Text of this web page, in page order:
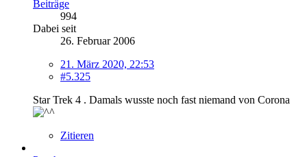
Beiträge
994
Dabei seit
26. Februar 2006
21. März 2020, 22:53
#5.325
Star Trek 4 . Damals wusste noch fast niemand von Corona
Zitieren